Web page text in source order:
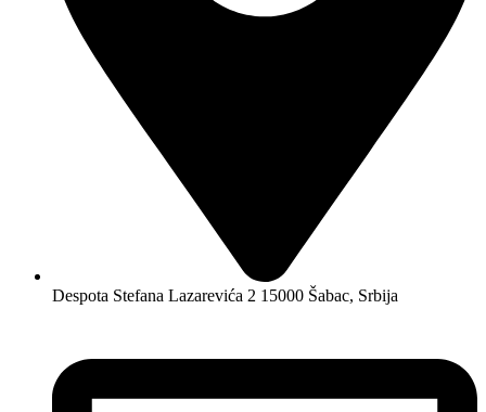
Despota Stefana Lazarevića 2 15000 Šabac, Srbija